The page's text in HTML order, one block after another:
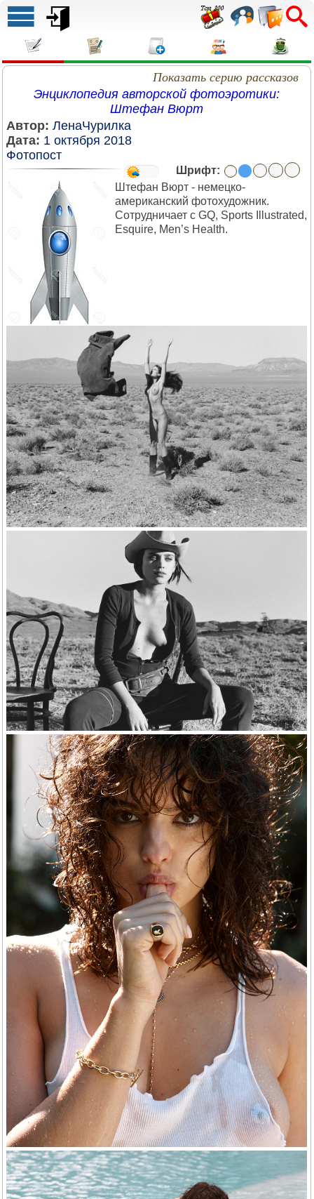
Показать серию рассказов
Энциклопедия авторской фотоэротики:
Штефан Вюрт
Автор: ЛенаЧурилка
Дата: 1 октября 2018
Фотопост
Шрифт:
Штефан Вюрт - немецко-
американский фотохудожник.
Сотрудничает с GQ, Sports Illustrated,
Esquire, Men’s Health.